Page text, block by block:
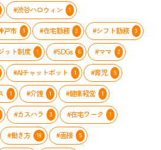
#渋谷ハロウィン 1
戸市 1 #在宅勤務 3 #シフト勤務 3
ット制度 1 #SDGs 6 #ママ 2
#AIチャットボット 1 #育児 5
1 #介護 1 #健康経営 1
#カスハラ 3 #在宅ワーク 1
#働き方 18 #面接 5